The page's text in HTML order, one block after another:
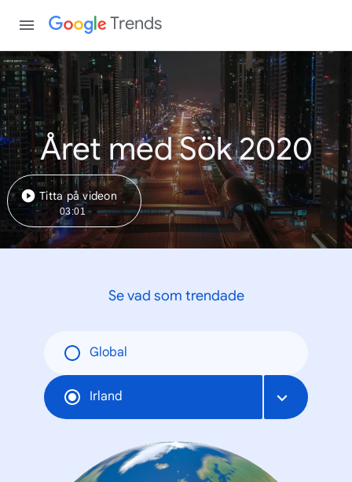
Trends
Året med Sök 2020
Titta på videon
03:01
Se vad som trendade
Global
Irland